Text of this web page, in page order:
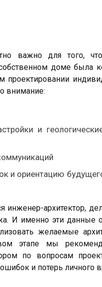
важно для того,
доме была
внимание:
и
и ориентацию
инженер-архитектор,
И именно эти данные
желаемые
этапе мы
по вопросам
и потерь личного